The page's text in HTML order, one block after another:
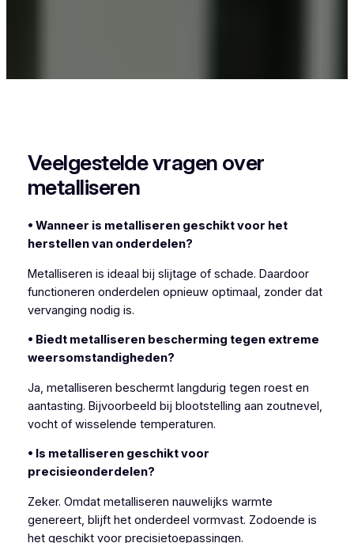
Veelgestelde vragen over
metalliseren
• Wanneer is metalliseren geschikt voor het
herstellen van onderdelen?
Metalliseren is ideaal bij slijtage of schade. Daardoor
functioneren onderdelen opnieuw optimaal, zonder dat
vervanging nodig is.
• Biedt metalliseren bescherming tegen extreme
weersomstandigheden?
Ja, metalliseren beschermt langdurig tegen roest en
aantasting. Bijvoorbeeld bij blootstelling aan zoutnevel,
vocht of wisselende temperaturen.
• Is metalliseren geschikt voor
precisieonderdelen?
Zeker. Omdat metalliseren nauwelijks warmte
genereert, blijft het onderdeel vormvast. Zodoende is
het geschikt voor precisietoepassingen.